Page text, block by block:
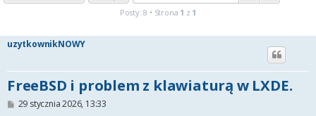
Posty: 8 • Strona 1 z 1
uzytkownikNOWY
FreeBSD i problem z klawiaturą w LXDE.
P29 stycznia 2026, 13:33